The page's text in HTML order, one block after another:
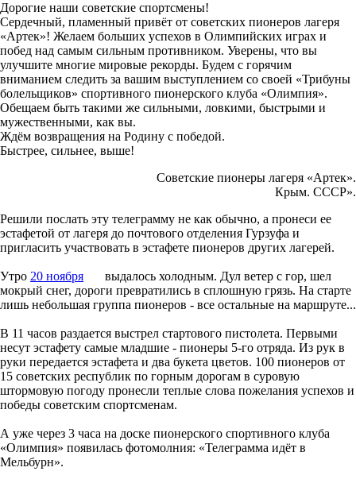
Дорогие наши советские спортсмены!
Сердечный, пламенный привёт от советских пионеров лагеря
«Артек»! Желаем больших успехов в Олимпийских играх и
побед над самым сильным противником. Уверены, что вы
улучшите многие мировые рекорды. Будем с горячим
вниманием следить за вашим выступлением со своей «Трибуны
болельщиков» спортивного пионерского клуба «Олимпия».
Обещаем быть такими же сильными, ловкими, быстрыми и
мужественными, как вы.
Ждём возвращения на Родину с победой.
Быстрее, сильнее, выше!
Советские пионеры лагеря «Артек».
Крым. СССР».
Решили послать эту телеграмму не как обычно, а пронеси ее
эстафетой от лагеря до почтового отделения Гурзуфа и
пригласить участвовать в эстафете пионеров других лагерей.
Утро 20 ноября
выдалось холодным. Дул ветер с гор, шел
мокрый снег, дороги превратились в сплошную грязь. На старте
лишь небольшая группа пионеров - все остальные на маршруте...
В 11 часов раздается выстрел стартового пистолета. Первыми
несут эстафету самые младшие - пионеры 5-го отряда. Из рук в
руки передается эстафета и два букета цветов. 100 пионеров от
15 советских республик по горным дорогам в суровую
штормовую погоду пронесли теплые слова пожелания успехов и
победы советским спортсменам.
А уже через 3 часа на доске пионерского спортивного клуба
«Олимпия» появилась фотомолния: «Телеграмма идёт в
Мельбурн».